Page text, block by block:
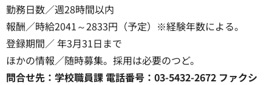
勤務日数／週28時間以内
報酬／時給2041～2833円（予定）※経験年数による。
登録期間／ 年3月31日まで
ほかの情報／随時募集。採用は必要のつど。
問合せ先：学校職員課 電話番号：03-5432-2672 ファクシ